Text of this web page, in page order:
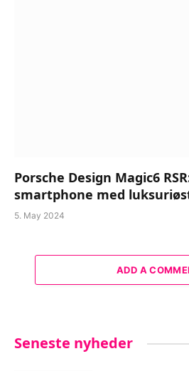
Porsche Design Magic6
smartphone med
5. May 2024
ADD A
Seneste nyheder